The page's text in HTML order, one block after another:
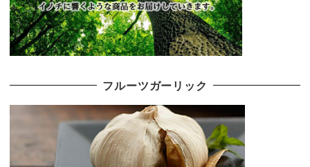
フルーツガーリック